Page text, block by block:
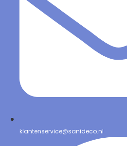
klantenservice@sanideco.nl